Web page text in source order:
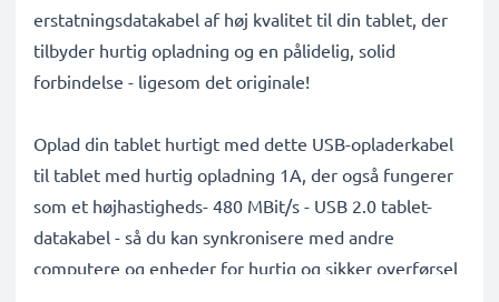
erstatningsdatakabel af høj kvalitet til din tablet, der
tilbyder hurtig opladning og en pålidelig, solid
forbindelse - ligesom det originale!
Oplad din tablet hurtigt med dette USB-opladerkabel
til tablet med hurtig opladning 1A, der også fungerer
som et højhastigheds- 480 MBit/s - USB 2.0 tablet-
datakabel - så du kan synkronisere med andre
computere og enheder for hurtig og sikker overførsel